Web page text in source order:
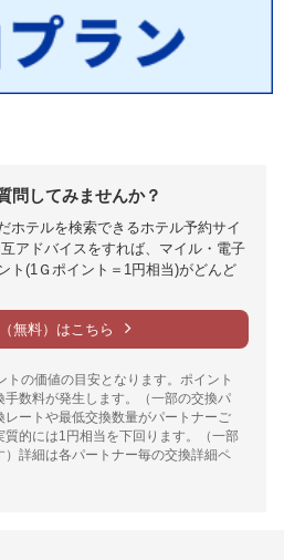
問してみませんか？
ホテルを検索できるホテル予約サイ
アドバイスをすれば、マイル・電子
ト(1Ｇポイント＝1円相当)がどんど
無料）はこちら
の価値の目安となります。ポイント
数料が発生します。（一部の交換パ
レートや最低交換数量がパートナーご
質的には1円相当を下回ります。（一部
詳細は各パートナー毎の交換詳細ペ